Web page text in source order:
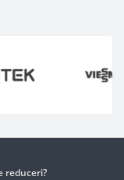
reduceri?